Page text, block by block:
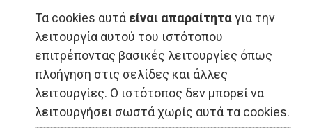
Τα cookies αυτά είναι απαραίτηταγια την
λειτουργία αυτού του ιστότοπου
επιτρέποντας βασικές λειτουργίες όπως
πλοήγηση στις σελίδες και άλλες
λειτουργίες. Ο ιστότοπος δεν μπορεί να
λειτουργήσει σωστά χωρίς αυτά τα cookies.
ΑΥΤΟΔΙΟΙΚΗΣΗ - Αττική